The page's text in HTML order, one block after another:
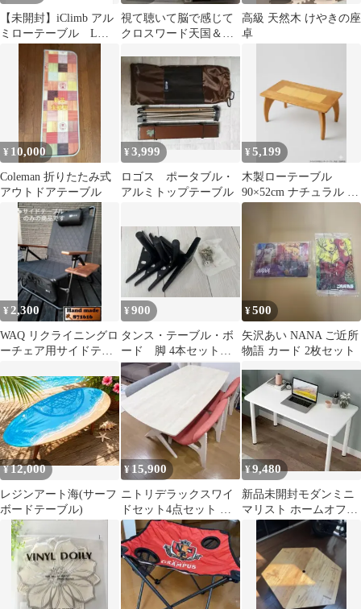
【未開封】iClimb アル
ミローテーブル Lサ
イズ （ワイドタイプ）
シルバー
視て聴いて脳で感じて
クロスワード天国＆脳
付 川島隆太監修
高級 天然木 けやきの座
卓
¥ 10,000
Coleman 折りたたみ式
アウトドアテーブル
¥3,999
ロゴス ポータブル・
アルミトップテーブル
¥5,199
木製ローテーブル
90×52cm ナチュラル セ
ンターテーブル 一人暮
¥ 2,300
WAQ リクライニングロ
ーチェア用サイドテー
¥900
タンス・テーブル・ボ
ード 脚 4本セット
DIY
¥500
矢沢あい NANA ご近所
物語 カード 2枚セット
¥12,000
レジンアート海(サーフ
ボードテーブル)
¥ 15,900
ニトリデラックスワイ
ドセット4点セット お
引き取り限定
¥9,480
新品未開封モダンミニ
マリスト ホームオフィ
スデスク ホワイト